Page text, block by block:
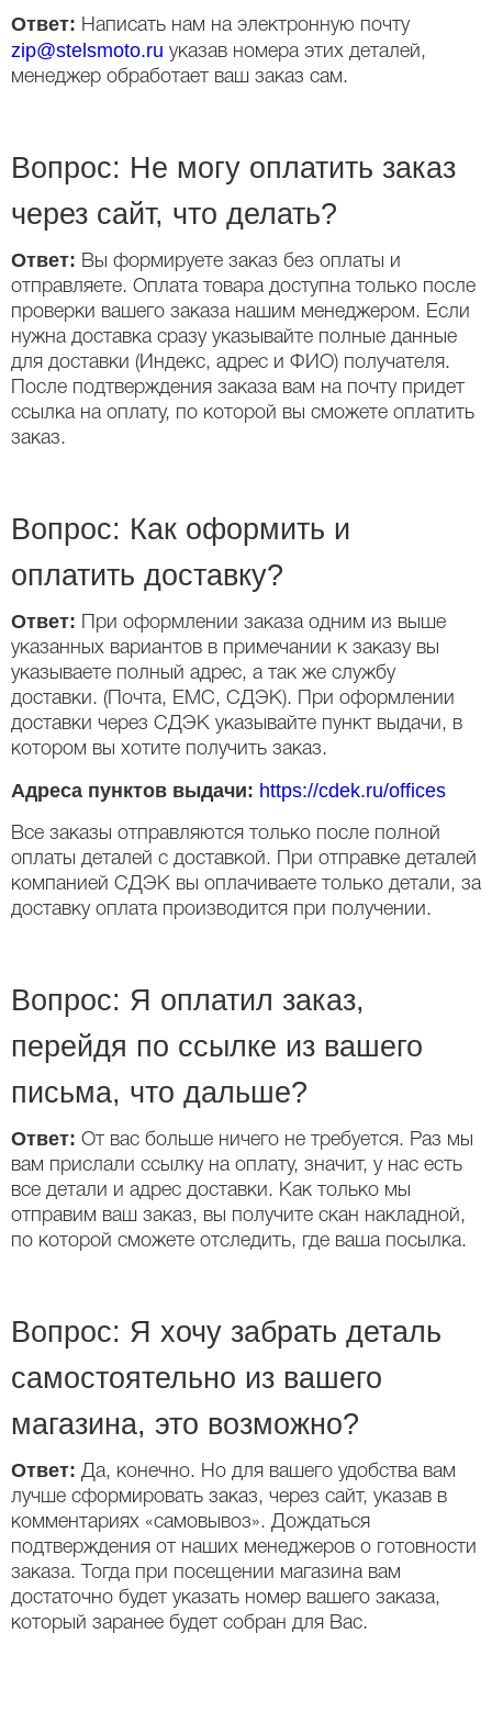
Ответ: Написать нам на электронную почту
zip@stelsmoto.ru указав номера этих деталей,
менеджер обработает ваш заказ сам.
Вопрос: Не могу оплатить заказ
через сайт, что делать?
Ответ: Вы формируете заказ без оплаты и
отправляете. Оплата товара доступна только после
проверки вашего заказа нашим менеджером. Если
нужна доставка сразу указывайте полные данные
для доставки (Индекс, адрес и ФИО) получателя.
После подтверждения заказа вам на почту придет
ссылка на оплату, по которой вы сможете оплатить
заказ.
Вопрос: Как оформить и
оплатить доставку?
Ответ:
При оформлении заказа одним из выше
указанных вариантов в примечании к заказу вы
указываете полный адрес, а так же службу
доставки. (Почта, ЕМС, СДЭК). При оформлении
доставки через СДЭК указывайте пункт выдачи, в
котором вы хотите получить заказ.
Адреса пунктов выдачи: https://cdek.ru/offices
Все заказы отправляются только после полной
оплаты деталей с доставкой. При отправке деталей
компанией СДЭК вы оплачиваете только детали, за
доставку оплата производится при получении.
Вопрос: Я оплатил заказ,
перейдя по ссылке из вашего
письма, что дальше?
Ответ: От вас больше ничего не требуется. Раз мы
вам прислали ссылку на оплату, значит, у нас есть
все детали и адрес доставки. Как только мы
отправим ваш заказ, вы получите скан накладной,
по которой сможете отследить, где ваша посылка.
Вопрос: Я хочу забрать деталь
самостоятельно из вашего
магазина, это возможно?
Ответ: Да, конечно. Но для вашего удобства вам
лучше сформировать заказ, через сайт, указав в
комментариях «самовывоз». Дождаться
подтверждения от наших менеджеров о готовности
заказа. Тогда при посещении магазина вам
достаточно будет указать номер вашего заказа,
который заранее будет собран для Вас.